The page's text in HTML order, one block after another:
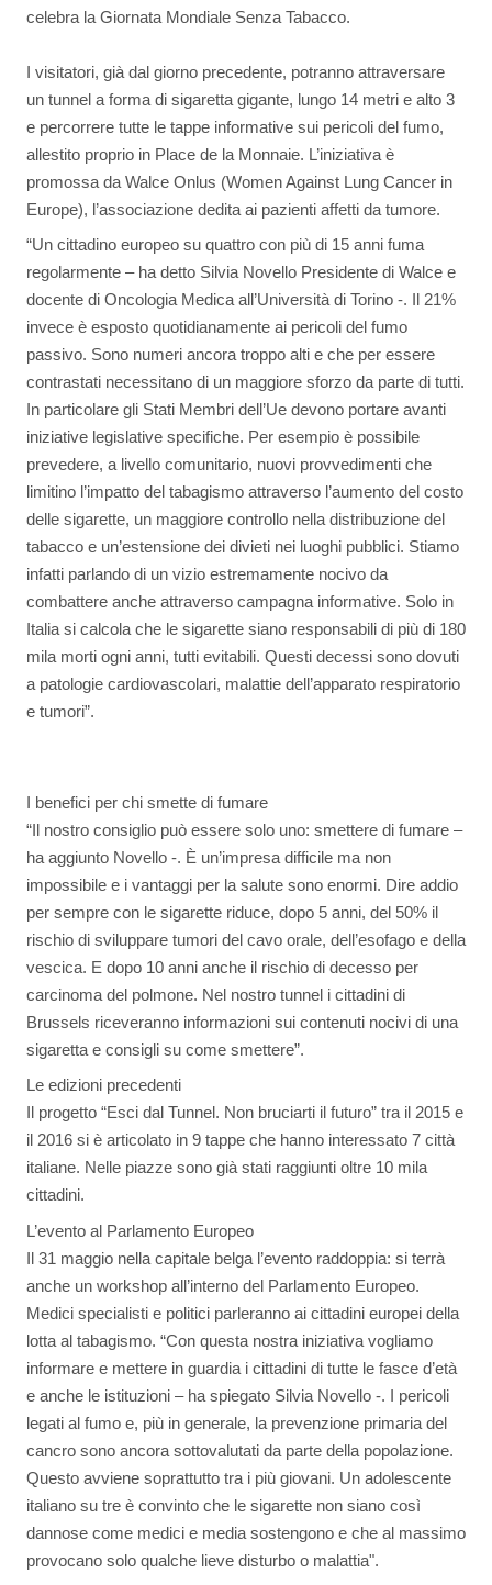
celebra la Giornata Mondiale Senza Tabacco.
I visitatori, già dal giorno precedente, potranno attraversare
un tunnel a forma di sigaretta gigante, lungo 14 metri e alto 3
e percorrere tutte le tappe informative sui pericoli del fumo,
allestito proprio in Place de la Monnaie. L’iniziativa è
promossa da Walce Onlus (Women Against Lung Cancer in
Europe), l’associazione dedita ai pazienti affetti da tumore.
“Un cittadino europeo su quattro con più di 15 anni fuma
regolarmente – ha detto Silvia Novello Presidente di Walce e
docente di Oncologia Medica all’Università di Torino -. Il 21%
invece è esposto quotidianamente ai pericoli del fumo
passivo. Sono numeri ancora troppo alti e che per essere
contrastati necessitano di un maggiore sforzo da parte di tutti.
In particolare gli Stati Membri dell’Ue devono portare avanti
iniziative legislative specifiche. Per esempio è possibile
prevedere, a livello comunitario, nuovi provvedimenti che
limitino l’impatto del tabagismo attraverso l’aumento del costo
delle sigarette, un maggiore controllo nella distribuzione del
tabacco e un’estensione dei divieti nei luoghi pubblici. Stiamo
infatti parlando di un vizio estremamente nocivo da
combattere anche attraverso campagna informative. Solo in
Italia si calcola che le sigarette siano responsabili di più di 180
mila morti ogni anni, tutti evitabili. Questi decessi sono dovuti
a patologie cardiovascolari, malattie dell’apparato respiratorio
e tumori”.
I benefici per chi smette di fumare
“Il nostro consiglio può essere solo uno: smettere di fumare –
ha aggiunto Novello -. È un’impresa difficile ma non
impossibile e i vantaggi per la salute sono enormi. Dire addio
per sempre con le sigarette riduce, dopo 5 anni, del 50% il
rischio di sviluppare tumori del cavo orale, dell’esofago e della
vescica. E dopo 10 anni anche il rischio di decesso per
carcinoma del polmone. Nel nostro tunnel i cittadini di
Brussels riceveranno informazioni sui contenuti nocivi di una
sigaretta e consigli su come smettere”.
Le edizioni precedenti
Il progetto “Esci dal Tunnel. Non bruciarti il futuro” tra il 2015 e
il 2016 si è articolato in 9 tappe che hanno interessato 7 città
italiane. Nelle piazze sono già stati raggiunti oltre 10 mila
cittadini.
L’evento al Parlamento Europeo
Il 31 maggio nella capitale belga l’evento raddoppia: si terrà
anche un workshop all’interno del Parlamento Europeo.
Medici specialisti e politici parleranno ai cittadini europei della
lotta al tabagismo. “Con questa nostra iniziativa vogliamo
informare e mettere in guardia i cittadini di tutte le fasce d’età
e anche le istituzioni – ha spiegato Silvia Novello -. I pericoli
legati al fumo e, più in generale, la prevenzione primaria del
cancro sono ancora sottovalutati da parte della popolazione.
Questo avviene soprattutto tra i più giovani. Un adolescente
italiano su tre è convinto che le sigarette non siano così
dannose come medici e media sostengono e che al massimo
provocano solo qualche lieve disturbo o malattia".